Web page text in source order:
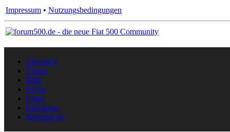
Impressum • Nutzungsbedingungen
Übersicht
Forum
Hilfe
Suche
Links
Einloggen
Registrieren